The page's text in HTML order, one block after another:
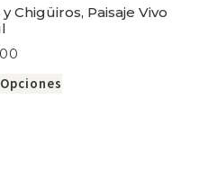
Chigüiros, Paisaje Vivo